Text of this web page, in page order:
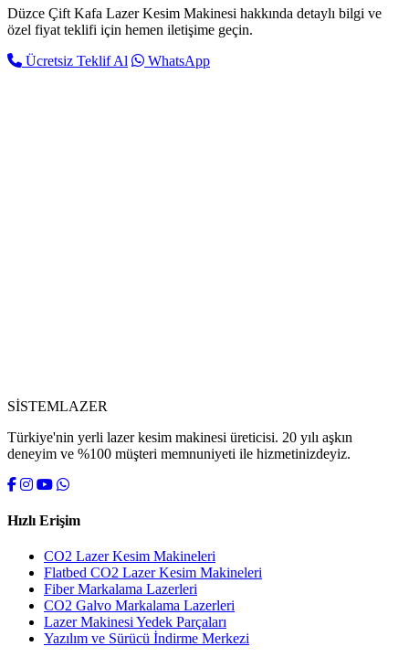
Düzce Çift Kafa Lazer Kesim Makinesi hakkında detaylı bilgi ve
özel fiyat teklifi için hemen iletişime geçin.
Ücretsiz Teklif Al
WhatsApp
SİSTEMLAZER
Türkiye'nin yerli lazer kesim makinesi üreticisi. 20 yılı aşkın
deneyim ve %100 müşteri memnuniyeti ile hizmetinizdeyiz.
Hızlı Erişim
CO2 Lazer Kesim Makineleri
Flatbed CO2 Lazer Kesim Makineleri
Fiber Markalama Lazerleri
CO2 Galvo Markalama Lazerleri
Lazer Makinesi Yedek Parçaları
Yazılım ve Sürücü İndirme Merkezi